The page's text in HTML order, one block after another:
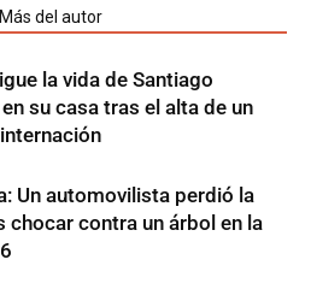
Más del autor
la vida de Santiago
su casa tras el alta de un
Un automovilista perdió la
chocar contra un árbol en la